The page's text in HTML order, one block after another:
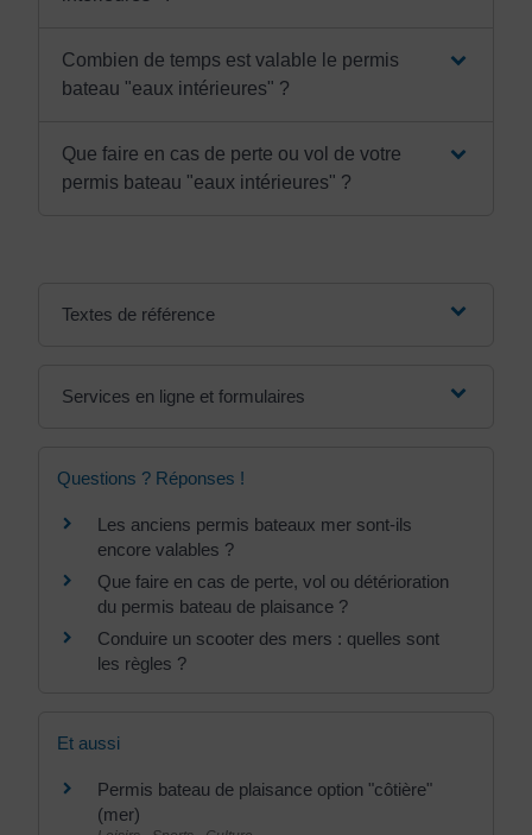
Combien de temps est valable le permis
bateau "eaux intérieures" ?
Que faire en cas de perte ou vol de votre
permis bateau "eaux intérieures" ?
Textes de référence
Services en ligne et formulaires
Questions ? Réponses !
Les anciens permis bateaux mer sont-ils
encore valables ?
Que faire en cas de perte, vol ou détérioration
du permis bateau de plaisance ?
Conduire un scooter des mers : quelles sont
les règles ?
Et aussi
Permis bateau de plaisance option "côtière"
(mer)